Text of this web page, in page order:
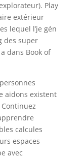
Play
extérieur
lequel l’je gén
des super
dans Book of
aidons existent
calcules
espaces
avec